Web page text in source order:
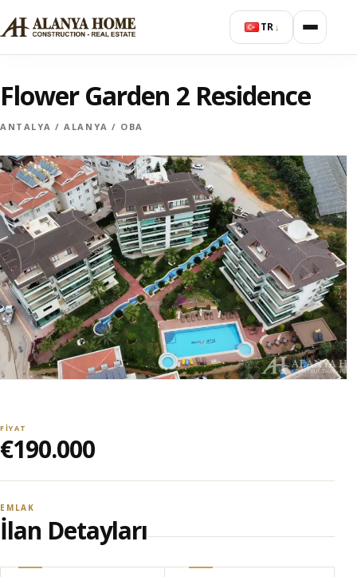
TR ↓
Flower Garden 2 Residence
ANTALYA / ALANYA / OBA
FIYAT
€190.000
EMLAK
İlan Detayları